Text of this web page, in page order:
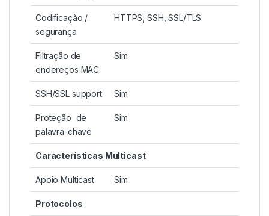
Codificação /
segurança
HTTPS, SSH, SSL/TLS
Filtração de
endereços MAC
Sim
SSH/SSL support Sim
Proteção de
palavra-chave
Sim
Características Multicast
Apoio Multicast Sim
Protocolos